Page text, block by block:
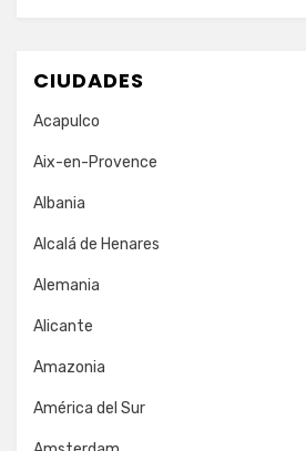
CIUDADES
Acapulco
Aix-en-Provence
Albania
Alcalá de Henares
Alemania
Alicante
Amazonia
América del Sur